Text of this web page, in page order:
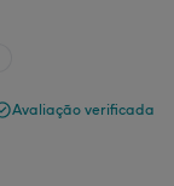
Avaliação verificada